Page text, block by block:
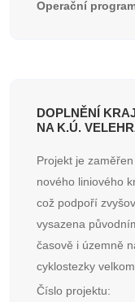
Operační
DOPLNĚNÍ
NA K.Ú.
Projekt je
nového liniového
což podpoří
vysazena
časově i územně
cyklostezky
Číslo projektu: